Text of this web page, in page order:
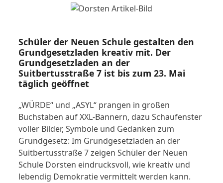
Schüler der Neuen Schule gestalten den
Grundgesetzladen kreativ mit. Der
Grundgesetzladen an der
Suitbertusstraße 7 ist bis zum 23. Mai
täglich geöffnet
„WÜRDE“ und „ASYL“ prangen in großen
Buchstaben auf XXL-Bannern, dazu Schaufenster
voller Bilder, Symbole und Gedanken zum
Grundgesetz: Im Grundgesetzladen an der
Suitbertusstraße 7 zeigen Schüler der Neuen
Schule Dorsten eindrucksvoll, wie kreativ und
lebendig Demokratie vermittelt werden kann.